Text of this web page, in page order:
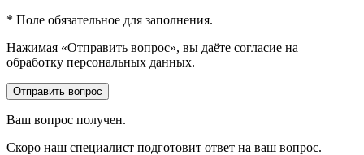
* Поле обязательное для заполнения.
Нажимая «Отправить вопрос», вы даёте согласие на
обработку персональных данных.
Ваш вопрос получен.
Скоро наш специалист подготовит ответ на ваш вопрос.